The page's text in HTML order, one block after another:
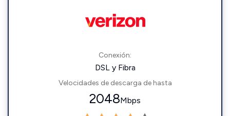
Conexión:
DSL y Fibra
Velocidades de descarga de hasta
2048Mbps